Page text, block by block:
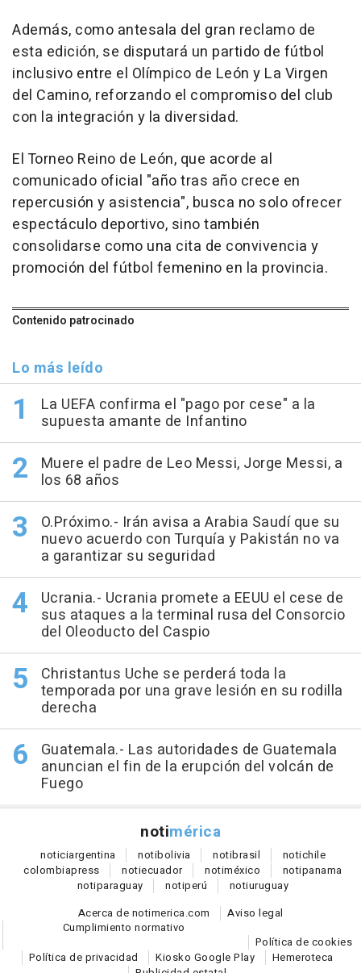
Además, como antesala del gran reclamo de
esta edición, se disputará un partido de fútbol
inclusivo entre el Olímpico de León y La Virgen
del Camino, reforzando el compromiso del club
con la integración y la diversidad.
El Torneo Reino de León, que acorde al
comunicado oficial "año tras año crece en
repercusión y asistencia", busca no solo ofrecer
espectáculo deportivo, sino también
consolidarse como una cita de convivencia y
promoción del fútbol femenino en la provincia.
Contenido patrocinado
Lo más leído
La UEFA confirma el "pago por cese" a la
supuesta amante de Infantino
Muere el padre de Leo Messi, Jorge Messi, a
los 68 años
O.Próximo.- Irán avisa a Arabia Saudí que su
nuevo acuerdo con Turquía y Pakistán no va
a garantizar su seguridad
Ucrania.- Ucrania promete a EEUU el cese de
sus ataques a la terminal rusa del Consorcio
del Oleoducto del Caspio
Christantus Uche se perderá toda la
temporada por una grave lesión en su rodilla
derecha
Guatemala.- Las autoridades de Guatemala
anuncian el fin de la erupción del volcán de
Fuego
notimérica
noticiargentina notibolivia notibrasil notichile
colombiapress notiecuador notiméxico notipanama
notiparaguay notiperú notiuruguay
Acerca de notimerica.com
Aviso legal
Cumplimiento normativo
Política de cookies
Política de privacidad
Kiosko Google Play
Hemeroteca